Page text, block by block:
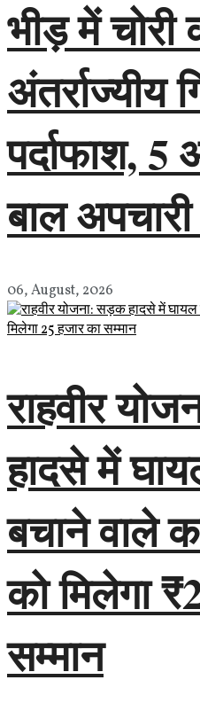
भीड़ में
अंतर्राज्यीय
पर्दाफाश, 5
बाल अपचारी
06, August, 2026
राहवीर
हादसे में
बचाने वाले
को मिलेगा
सम्मान